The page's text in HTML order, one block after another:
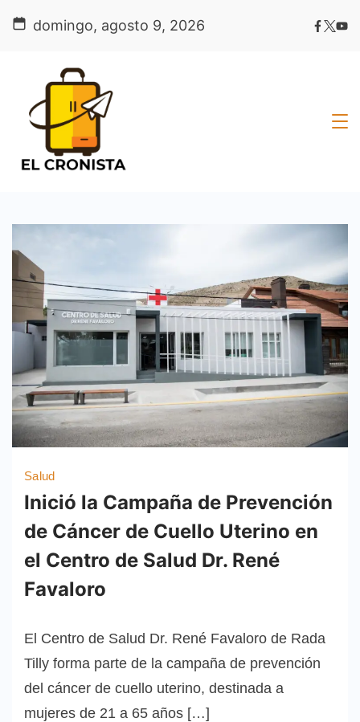
domingo, agosto 9, 2026
Salud
Inició la Campaña de Prevención
de Cáncer de Cuello Uterino en
el Centro de Salud Dr. René
Favaloro
El Centro de Salud Dr. René Favaloro de Rada
Tilly forma parte de la campaña de prevención
del cáncer de cuello uterino, destinada a
mujeres de 21 a 65 años […]